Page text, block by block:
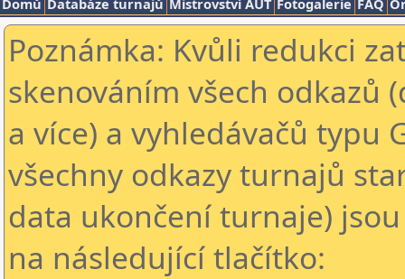
Domů Databáze turnajů Mistrovství AUT Fotogalerie FAQ
Poznámka: Kvůli redukci
skenováním všech odkazů
a více) a vyhledávačů typu
všechny odkazy turnajů
data ukončení turnaje)
na následující tlačítko: